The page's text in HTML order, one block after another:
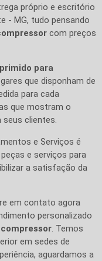
próprio e escritório
- MG, tudo pensando
com preços
para
que disponham de
para cada
que mostram o
clientes.
e Serviços é
e serviços para
a satisfação da
em contato agora
personalizado
. Temos
em sedes de
aguardamos a